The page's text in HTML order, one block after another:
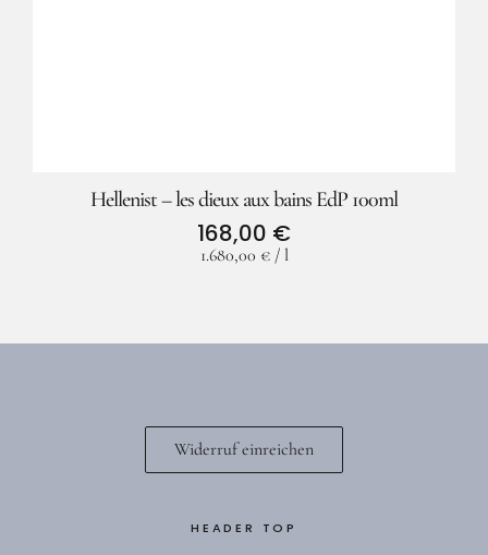
Hellenist – les dieux aux bains EdP 100ml
168,00 €
1.680,00 €/ l
Widerruf einreichen
HEADER TOP